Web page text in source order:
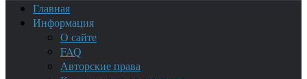
Главная
Информация
О сайте
FAQ
Авторские права